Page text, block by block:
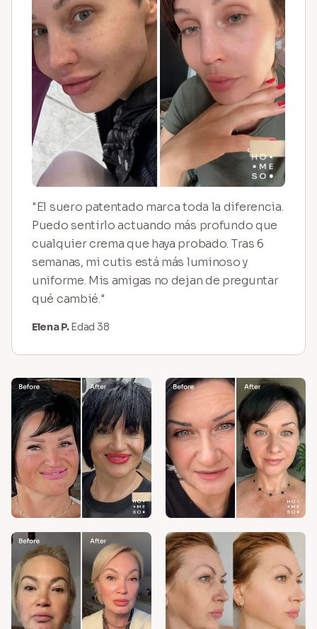
"El suero patentado marca toda la diferencia.
Puedo sentirlo actuando más profundo que
cualquier crema que haya probado. Tras 6
semanas, mi cutis está más luminoso y
uniforme. Mis amigas no dejan de preguntar
qué cambié."
Elena P. Edad 38